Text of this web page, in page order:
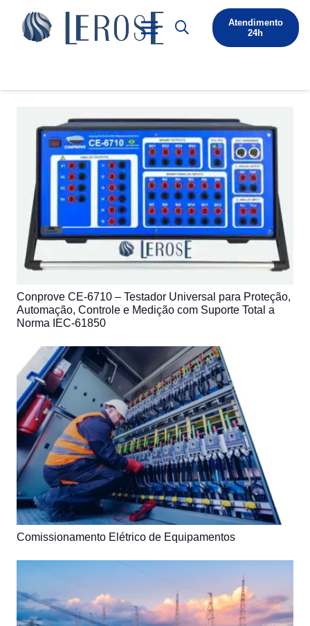
Atendimento
24h
Conprove CE-6710 – Testador Universal para Proteção,
Automação, Controle e Medição com Suporte Total a
Norma IEC-61850
Comissionamento Elétrico de Equipamentos